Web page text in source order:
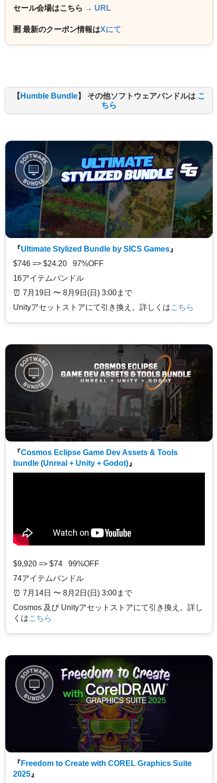
セール会場はこちら → URL
🈹 最新のクーポン情報はXにて
【 Humble Bundle】 その他ソフトウェアバンドルは こ
ちら
『Ultimate Stylized Bundle by SICS Games 』
$746 => $24.20 97%OFF
16アイテムバンドル
⏰️ 7月19日 〜 8月9日(日) 3:00まで
Unityアセットストアにて引き換え。詳しくはこちら
『Cosmos Eclipse Game Dev Assets & Tools
bundle (Unreal + Unity + Godot) 』
$9,920 => $74 99%OFF
74アイテムバンドル
⏰️ 7月14日 〜 8月2日(日) 3:00まで
Cosmos 及び Unityアセットストアにて引き換え。詳し
くはこちら
『 Freedom to Create with COREL Graphics Suite
2025 』